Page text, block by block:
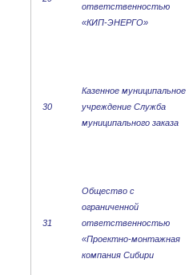
ответственностью
«КИП-ЭНЕРГО»
30
Казенное муниципальное
учреждение Служба
муниципального заказа
31
Общество с
ограниченной
ответственностью
«Проектно-монтажная
компания Сибири